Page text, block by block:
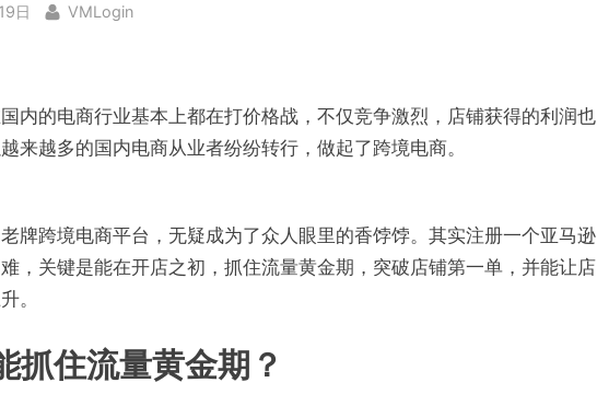
日 By
VMLogin
内的电商行业基本上都在打价格战，不仅竞争激烈，店铺获得的利润也
来越多的国内电商从业者纷纷转行，做起了跨境电商。
牌跨境电商平台，无疑成为了众人眼里的香饽饽。其实注册一个亚马逊
，关键是能在开店之初，抓住流量黄金期，突破店铺第一单，并能让店
。
抓住流量黄金期？